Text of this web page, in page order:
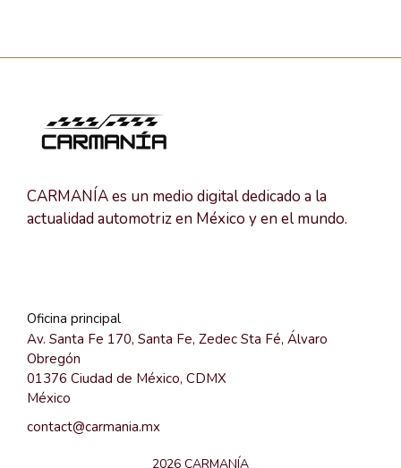
CARMANÍA es un medio digital dedicado a la
actualidad automotriz en México y en el mundo.
Oficina principal
Av. Santa Fe 170, Santa Fe, Zedec Sta Fé, Álvaro
Obregón
01376 Ciudad de México, CDMX
México
contact@carmania.mx
2026 CARMANÍA